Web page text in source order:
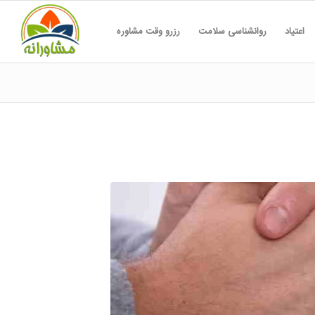
اعتیاد روانشناسی سلامت رزرو وقت مشاوره